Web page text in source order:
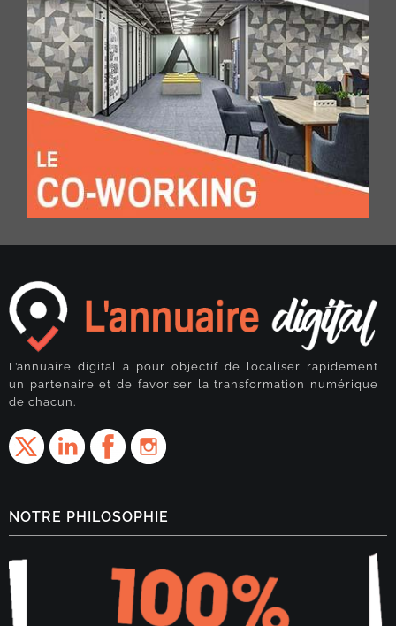
L’annuaire digital a pour objectif de localiser rapidement
un partenaire et de favoriser la transformation numérique
de chacun.
NOTRE PHILOSOPHIE